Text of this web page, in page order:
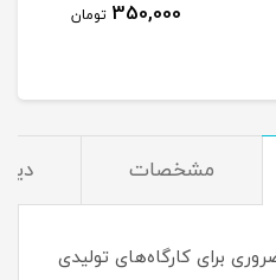
350,000 تومان
مشخصات
برای کارگاه‌های تولیدی